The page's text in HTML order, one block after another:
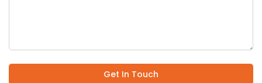
Get In Touch